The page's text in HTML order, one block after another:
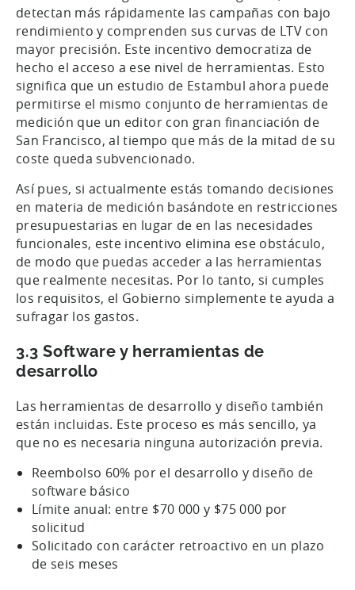
detectan más rápidamente las campañas con bajo
rendimiento y comprenden sus curvas de LTV con
mayor precisión. Este incentivo democratiza de
hecho el acceso a ese nivel de herramientas. Esto
significa que un estudio de Estambul ahora puede
permitirse el mismo conjunto de herramientas de
medición que un editor con gran financiación de
San Francisco, al tiempo que más de la mitad de su
coste queda subvencionado.
Así pues, si actualmente estás tomando decisiones
en materia de medición basándote en restricciones
presupuestarias en lugar de en las necesidades
funcionales, este incentivo elimina ese obstáculo,
de modo que puedas acceder a las herramientas
que realmente necesitas. Por lo tanto, si cumples
los requisitos, el Gobierno simplemente te ayuda a
sufragar los gastos.
3.3 Software y herramientas de
desarrollo
Las herramientas de desarrollo y diseño también
están incluidas. Este proceso es más sencillo, ya
que no es necesaria ninguna autorización previa.
Reembolso 60% por el desarrollo y diseño de
software básico
Límite anual: entre $70 000 y $75 000 por
solicitud
Solicitado con carácter retroactivo en un plazo
de seis meses